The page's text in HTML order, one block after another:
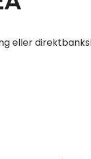
eller